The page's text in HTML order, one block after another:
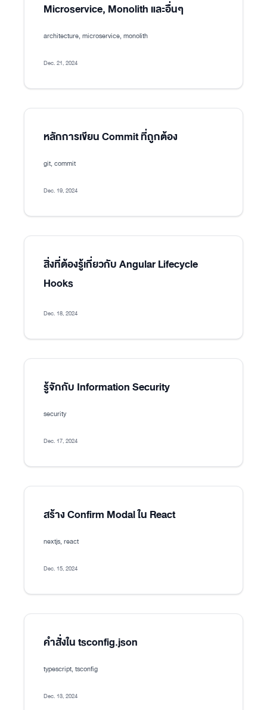
Microservice, Monolith และอื่นๆ
architecture, microservice, monolith
Dec. 21, 2024
หลักการเขียน Commit ที่ถูกต้อง
git, commit
Dec. 19, 2024
สิ่งที่ต้องรู้เกี่ยวกับ Angular Lifecycle
Hooks
Dec. 18, 2024
รู้จักกับ Information Security
security
Dec. 17, 2024
สร้าง Confirm Modal ใน React
nextjs, react
Dec. 15, 2024
คำสั่งใน tsconfig.json
typescript, tsconfig
Dec. 13, 2024